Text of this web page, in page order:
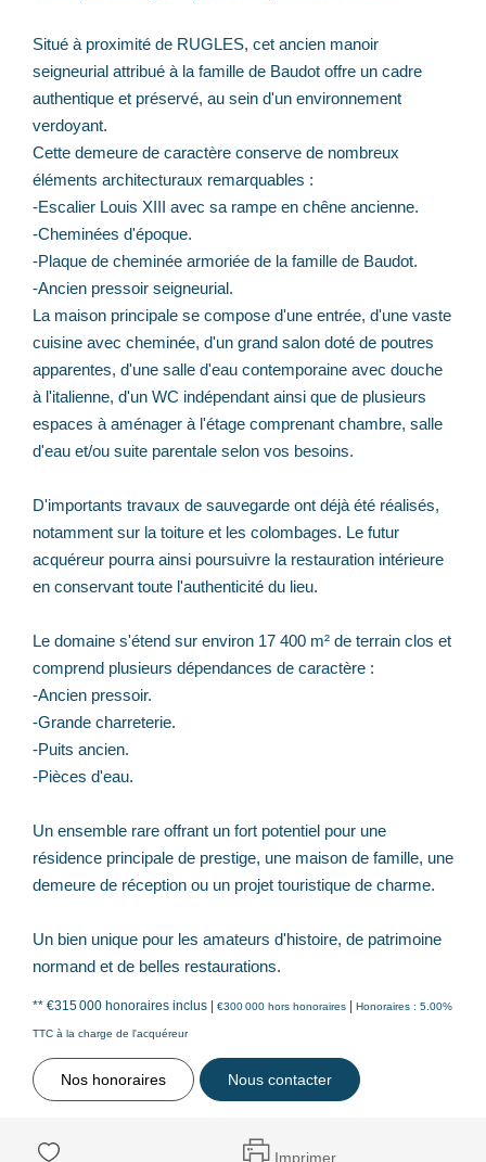
Situé à proximité de RUGLES, cet ancien manoir
seigneurial attribué à la famille de Baudot offre un cadre
authentique et préservé, au sein d'un environnement
verdoyant.
Cette demeure de caractère conserve de nombreux
éléments architecturaux remarquables :
-Escalier Louis XIII avec sa rampe en chêne ancienne.
-Cheminées d'époque.
-Plaque de cheminée armoriée de la famille de Baudot.
-Ancien pressoir seigneurial.
La maison principale se compose d'une entrée, d'une vaste
cuisine avec cheminée, d'un grand salon doté de poutres
apparentes, d'une salle d'eau contemporaine avec douche
à l'italienne, d'un WC indépendant ainsi que de plusieurs
espaces à aménager à l'étage comprenant chambre, salle
d'eau et/ou suite parentale selon vos besoins.
D'importants travaux de sauvegarde ont déjà été réalisés,
notamment sur la toiture et les colombages. Le futur
acquéreur pourra ainsi poursuivre la restauration intérieure
en conservant toute l'authenticité du lieu.
Le domaine s'étend sur environ 17 400 m² de terrain clos et
comprend plusieurs dépendances de caractère :
-Ancien pressoir.
-Grande charreterie.
-Puits ancien.
-Pièces d'eau.
Un ensemble rare offrant un fort potentiel pour une
résidence principale de prestige, une maison de famille, une
demeure de réception ou un projet touristique de charme.
Un bien unique pour les amateurs d'histoire, de patrimoine
normand et de belles restaurations.
** €315 000 honoraires inclus | €300 000 hors honoraires | Honoraires : 5.00%
TTC à la charge de l'acquéreur
Nos honoraires Nous contacter
Imprimer